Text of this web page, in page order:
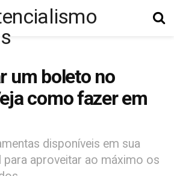
um boleto no
como fazer em
disponíveis em sua
para aproveitar ao máximo os